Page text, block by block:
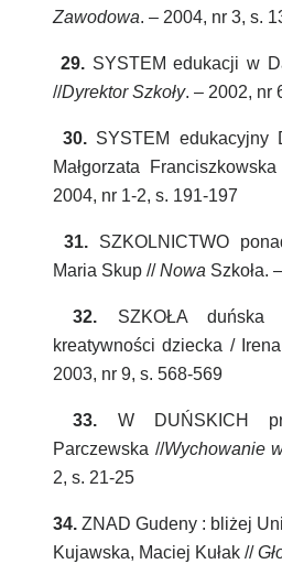
Zawodowa. – 2004, nr 3, s.
29. SYSTEM edukacji w
//Dyrektor Szkoły. – 2002, nr
30. SYSTEM edukacyjny
Małgorzata
2004, nr 1-2, s. 191-197
31. SZKOLNICTWO
Maria Skup //Nowa Szkoła.
32. SZKOŁA
kreatywności dziecka /
2003, nr 9, s. 568-569
33. W DUŃSKICH
Parczewska //Wychowanie
2, s. 21-25
34. ZNAD Gudeny : bliżej
Kujawska, Maciej Kułak //